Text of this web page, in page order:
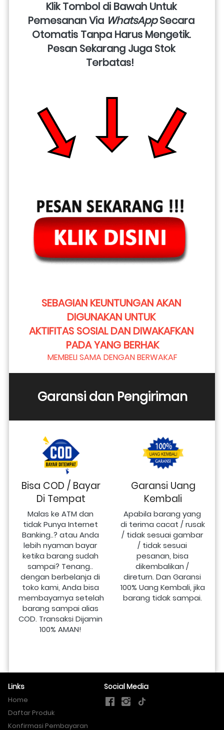
Klik Tombol di Bawah Untuk
Pemesanan Via WhatsApp Secara
Otomatis Tanpa Harus Mengetik.
Pesan Sekarang Juga Stok
Terbatas!
SEBAGIAN KEUNTUNGAN AKAN
DIGUNAKAN UNTUK
AKTIFITAS SOSIAL DAN DIWAKAFKAN
PADA YANG BERHAK
MEMBELI SAMA DENGAN BERWAKAF
Garansi dan Pengiriman
Bisa COD / Bayar
Di Tempat
Malas ke ATM dan
tidak Punya Internet
Banking..? atau Anda
lebih nyaman bayar
ketika barang sudah
sampai? Tenang..
dengan berbelanja di
toko kami, Anda bisa
membayarnya setelah
barang sampai alias
COD. Transaksi Dijamin
100% AMAN!
Garansi Uang
Kembali
Apabila barang yang
di terima cacat / rusak
/ tidak sesuai gambar
/ tidak sesuai
pesanan, bisa
dikembalikan /
direturn. Dan Garansi
100% Uang Kembali, jika
barang tidak sampai.
Links
Home
Daftar Produk
Konfirmasi Pembayaran
Social Media